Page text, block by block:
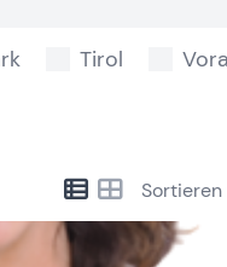
Tirol
Sortieren